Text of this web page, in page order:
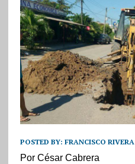
POSTED BY: FRANCISCO RIVERA
Por César Cabrera